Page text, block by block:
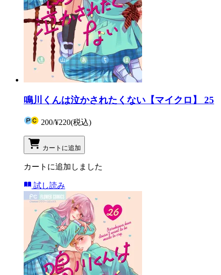
鳴川くんは泣かされたくない【マイクロ】 25
200/¥220(税込)
カートに追加
カートに追加しました
試し読み